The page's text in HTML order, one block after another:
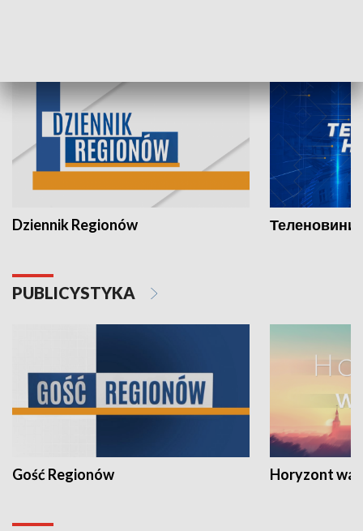
Dziennik Regionów Теленовини
PUBLICYSTYKA
Gość Regionów Horyzont